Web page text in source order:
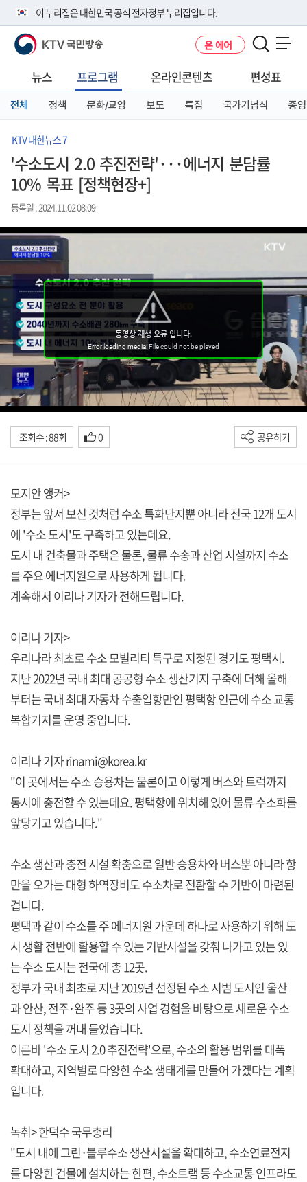
이 누리집은 대한민국 공식 전자정부 누리집입니다.
공식 누리집 주소 확인하기
니다.
이밖에 or.kr 또는 .kr등 다른 도메인 주소를 사용하고 있다면 아래 URL에
서 도메인 주소를 확인해 보세요
KTV 국민방송 온 에어
뉴스 프로그램 온라인콘텐츠 편성표
전체 정책 문화/교양 보도 특집 국가기념식 종영
KTV 대한뉴스 7
'수소도시 2.0 추진전략'···에너지 분담률
10% 목표 [정책현장+]
등록일 : 2024.11.02 08:09
조회수 : 88회 0 공유하기
모지안 앵커>
정부는 앞서 보신 것처럼 수소 특화단지뿐 아니라 전국 12개 도시
에 '수소 도시'도 구축하고 있는데요.
도시 내 건축물과 주택은 물론, 물류 수송과 산업 시설까지 수소
를 주요 에너지원으로 사용하게 됩니다.
계속해서 이리나 기자가 전해드립니다.
이리나 기자>
우리나라 최초로 수소 모빌리티 특구로 지정된 경기도 평택시.
지난 2022년 국내 최대 공공형 수소 생산기지 구축에 더해 올해
부터는 국내 최대 자동차 수출입항만인 평택항 인근에 수소 교통
복합기지를 운영 중입니다.
이리나 기자 rinami@korea.kr
"이 곳에서는 수소 승용차는 물론이고 이렇게 버스와 트럭까지
동시에 충전할 수 있는데요. 평택항에 위치해 있어 물류 수소화를
앞당기고 있습니다."
수소 생산과 충전 시설 확충으로 일반 승용차와 버스뿐 아니라 항
만을 오가는 대형 하역장비도 수소차로 전환할 수 기반이 마련된
겁니다.
평택과 같이 수소를 주 에너지원 가운데 하나로 사용하기 위해 도
시 생활 전반에 활용할 수 있는 기반시설을 갖춰 나가고 있는 있
는 수소 도시는 전국에 총 12곳.
정부가 국내 최초로 지난 2019년 선정된 수소 시범 도시인 울산
과 안산, 전주·완주 등 3곳의 사업 경험을 바탕으로 새로운 수소
도시 정책을 꺼내 들었습니다.
이른바 '수소 도시 2.0 추진전략'으로, 수소의 활용 범위를 대폭
확대하고, 지역별로 다양한 수소 생태계를 만들어 가겠다는 계획
입니다.
녹취> 한덕수 국무총리
"도시 내에 그린·블루수소 생산시설을 확대하고, 수소연료전지
를 다양한 건물에 설치하는 한편, 수소트램 등 수소교통 인프라도